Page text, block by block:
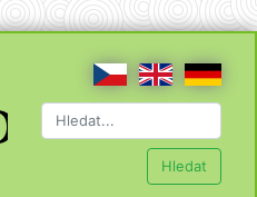
Hledat